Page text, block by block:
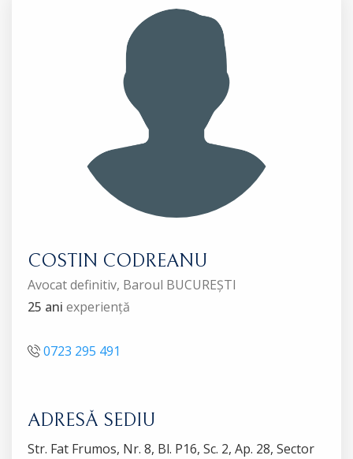
COSTIN CODREANU
Avocat definitiv, Baroul BUCUREȘTI
25 ani experiență
0723 295 491
ADRESĂ SEDIU
Str. Fat Frumos, Nr. 8, Bl. P16, Sc. 2, Ap. 28, Sector